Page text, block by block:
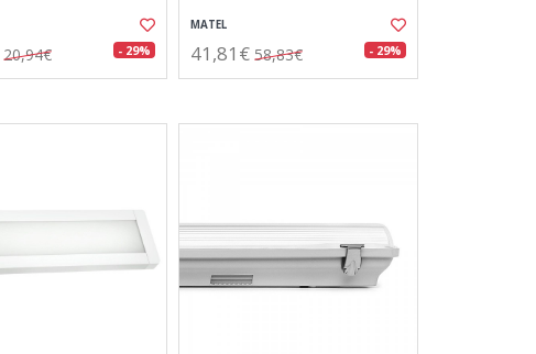
20,94€ - 29%
MATEL
41,81€ 58,83€ - 29%